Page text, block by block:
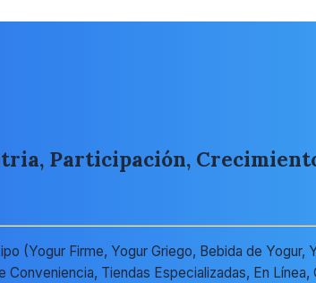
Participación,
(Yogur Firme, Yogur Griego, Bebida de Yogur,
Tiendas Especializadas, En